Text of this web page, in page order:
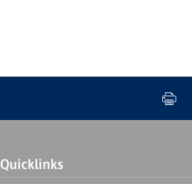
Quicklinks